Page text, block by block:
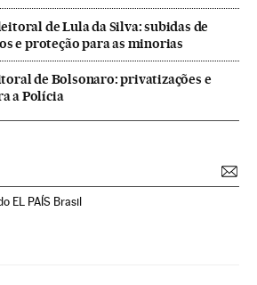
de Lula da Silva: subidas de
e proteção para as minorias
de Bolsonaro: privatizações e
a Polícia
EL PAÍS Brasil